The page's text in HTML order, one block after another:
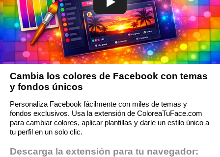
Cambia los colores de Facebook con temas
y fondos únicos
Personaliza Facebook fácilmente con miles de temas y
fondos exclusivos. Usa la extensión de ColoreaTuFace.com
para cambiar colores, aplicar plantillas y darle un estilo único a
tu perfil en un solo clic.
Descarga la extensión para tu navegador: